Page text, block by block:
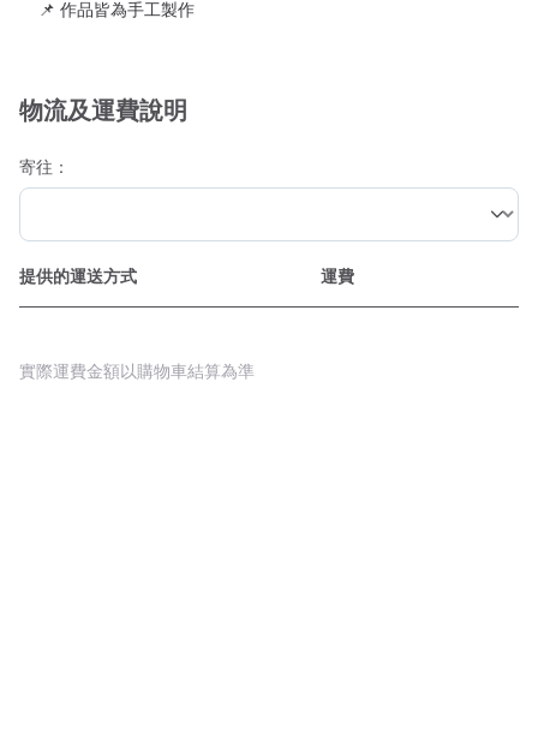
📌 作品皆為手工製作
物流及運費說明
寄往：
提供的運送方式 運費
實際運費金額以購物車結算為準